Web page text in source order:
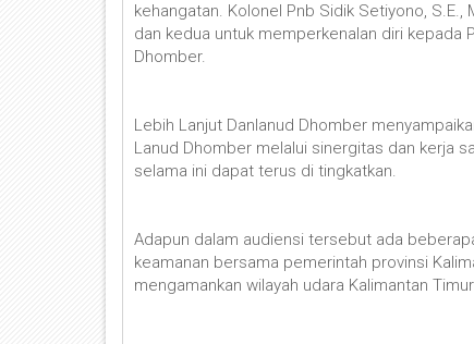
kehangatan. Kolonel Pnb Sidik Setiyono,
dan kedua untuk memperkenalan diri kepada
Dhomber.
Lebih Lanjut Danlanud Dhomber
Lanud Dhomber melalui sinergitas dan kerja
selama ini dapat terus di tingkatkan.
Adapun dalam audiensi tersebut ada
keamanan bersama pemerintah provinsi
mengamankan wilayah udara Kalimantan